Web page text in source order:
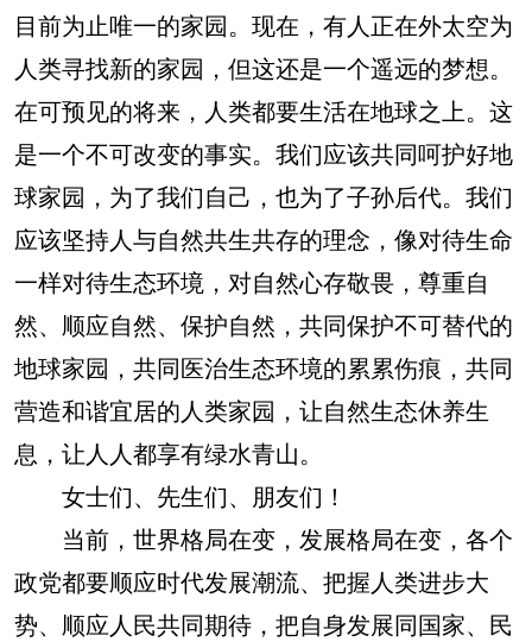
目前为止唯一的家园。现在，有人正在外太空为
人类寻找新的家园，但这还是一个遥远的梦想。
在可预见的将来，人类都要生活在地球之上。这
是一个不可改变的事实。我们应该共同呵护好地
球家园，为了我们自己，也为了子孙后代。我们
应该坚持人与自然共生共存的理念，像对待生命
一样对待生态环境，对自然心存敬畏，尊重自
然、顺应自然、保护自然，共同保护不可替代的
地球家园，共同医治生态环境的累累伤痕，共同
营造和谐宜居的人类家园，让自然生态休养生
息，让人人都享有绿水青山。
女士们、先生们、朋友们！
当前，世界格局在变，发展格局在变，各个
政党都要顺应时代发展潮流、把握人类进步大
势、顺应人民共同期待，把自身发展同国家、民